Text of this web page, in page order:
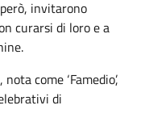
invitarono
curarsi di loro e a
come ‘Famedio’,
di